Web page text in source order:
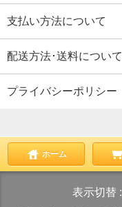
支払い方法について
配送方法･送料について
プライバシーポリシー
ホーム
表示切替 :